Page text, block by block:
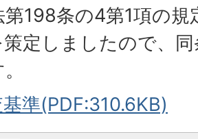
第198条の4第1項の
定しましたので、
準(PDF:310.6KB)